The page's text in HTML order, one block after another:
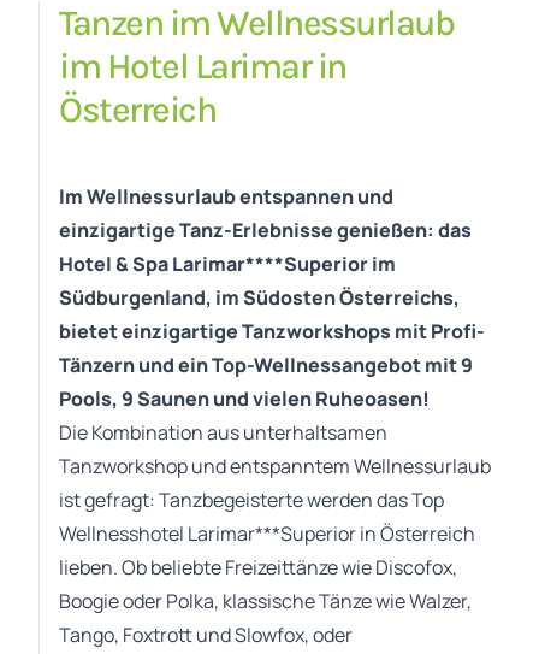
Tanzen im Wellnessurlaub
im Hotel Larimar in
Österreich
Im Wellnessurlaub entspannen und
einzigartige Tanz-Erlebnisse genießen: das
Hotel & Spa Larimar****Superior im
Südburgenland, im Südosten Österreichs,
bietet einzigartige Tanzworkshops mit Profi-
Tänzern und ein Top-Wellnessangebot mit 9
Pools, 9 Saunen und vielen Ruheoasen!
Die Kombination aus unterhaltsamen
Tanzworkshop und entspanntem Wellnessurlaub
ist gefragt: Tanzbegeisterte werden das Top
Wellnesshotel Larimar***Superior in Österreich
lieben. Ob beliebte Freizeittänze wie Discofox,
Boogie oder Polka, klassische Tänze wie Walzer,
Tango, Foxtrott und Slowfox, oder